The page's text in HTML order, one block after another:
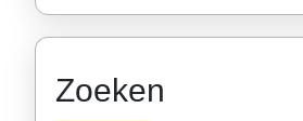
De
Tent
Zoeken